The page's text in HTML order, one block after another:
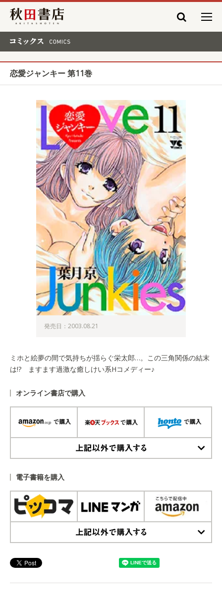
秋田書店
恋愛ジャンキー 第11巻
発売日：2003.08.21
ミホと絵夢の間で気持ちが揺らぐ栄太郎…。この三角関係の結末
は!? ますます過激な癒しけい系Hコメディー♪
オンライン書店で購入
電子書籍を購入